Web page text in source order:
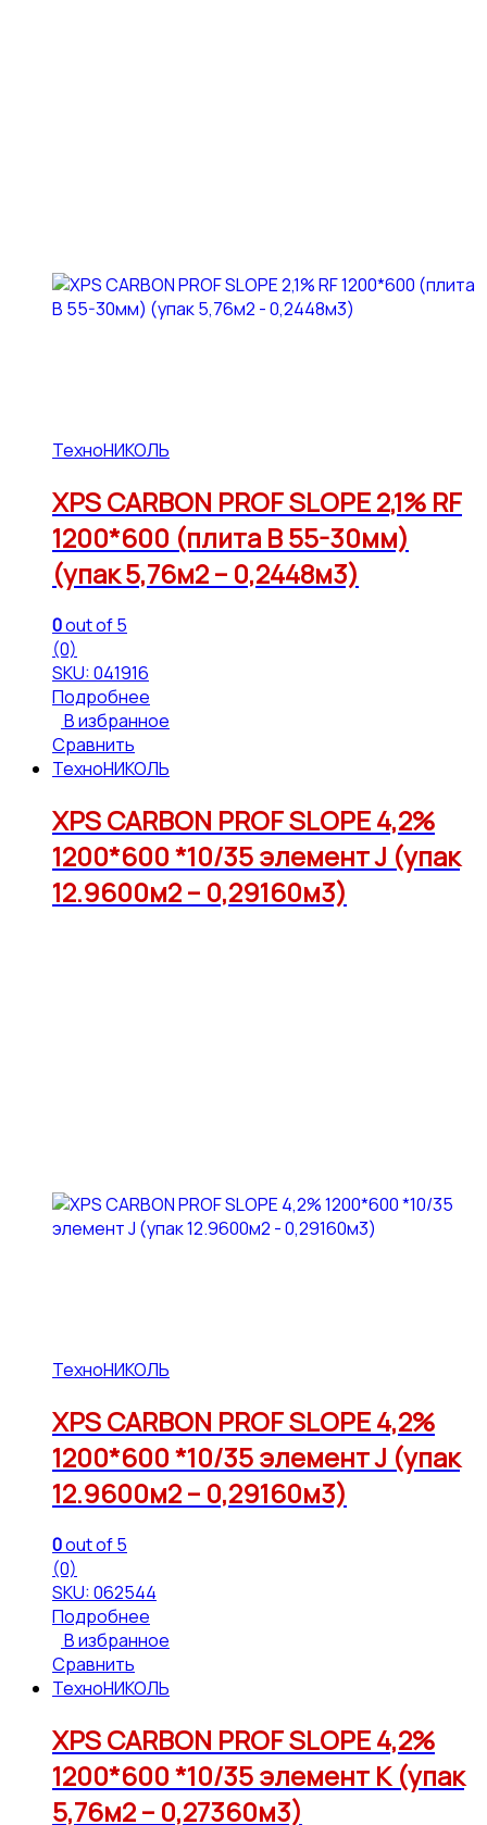
ТехноНИКОЛЬ
XPS CARBON PROF SLOPE 2,1% RF
1200*600 (плита В 55-30мм)
(упак 5,76м2 – 0,2448м3)
0out of 5
(0)
SKU: 041916
Подробнее
В избранное
Сравнить
ТехноНИКОЛЬ
XPS CARBON PROF SLOPE 4,2%
1200*600 *10/35 элемент J (упак
12.9600м2 – 0,29160м3)
ТехноНИКОЛЬ
XPS CARBON PROF SLOPE 4,2%
1200*600 *10/35 элемент J (упак
12.9600м2 – 0,29160м3)
0out of 5
(0)
SKU: 062544
Подробнее
В избранное
Сравнить
ТехноНИКОЛЬ
XPS CARBON PROF SLOPE 4,2%
1200*600 *10/35 элемент К (упак
5,76м2 – 0,27360м3)